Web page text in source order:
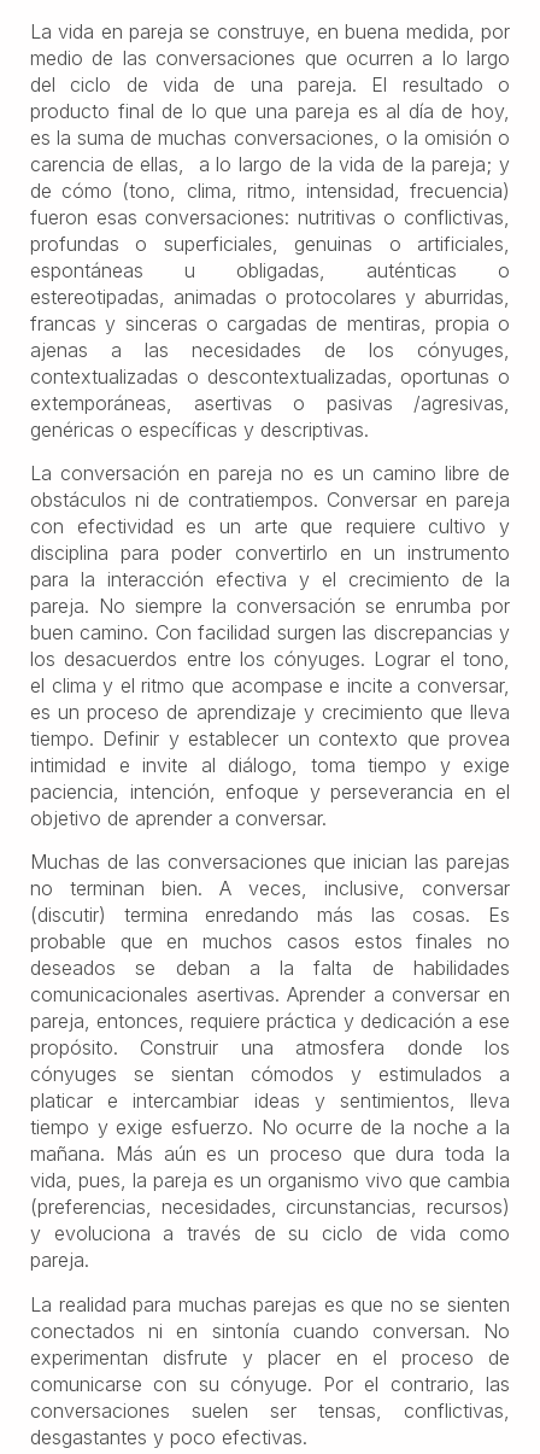
La vida en pareja se construye, en buena medida, por
medio de las conversaciones que ocurren a lo largo
del ciclo de vida de una pareja. El resultado o
producto final de lo que una pareja es al día de hoy,
es la suma de muchas conversaciones, o la omisión o
carencia de ellas, a lo largo de la vida de la pareja; y
de cómo (tono, clima, ritmo, intensidad, frecuencia)
fueron esas conversaciones: nutritivas o conflictivas,
profundas o superficiales, genuinas o artificiales,
espontáneas u obligadas, auténticas o
estereotipadas, animadas o protocolares y aburridas,
francas y sinceras o cargadas de mentiras, propia o
ajenas a las necesidades de los cónyuges,
contextualizadas o descontextualizadas, oportunas o
extemporáneas, asertivas o pasivas /agresivas,
genéricas o específicas y descriptivas.
La conversación en pareja no es un camino libre de
obstáculos ni de contratiempos. Conversar en pareja
con efectividad es un arte que requiere cultivo y
disciplina para poder convertirlo en un instrumento
para la interacción efectiva y el crecimiento de la
pareja. No siempre la conversación se enrumba por
buen camino. Con facilidad surgen las discrepancias y
los desacuerdos entre los cónyuges. Lograr el tono,
el clima y el ritmo que acompase e incite a conversar,
es un proceso de aprendizaje y crecimiento que lleva
tiempo. Definir y establecer un contexto que provea
intimidad e invite al diálogo, toma tiempo y exige
paciencia, intención, enfoque y perseverancia en el
objetivo de aprender a conversar.
Muchas de las conversaciones que inician las parejas
no terminan bien. A veces, inclusive, conversar
(discutir) termina enredando más las cosas. Es
probable que en muchos casos estos finales no
deseados se deban a la falta de habilidades
comunicacionales asertivas. Aprender a conversar en
pareja, entonces, requiere práctica y dedicación a ese
propósito. Construir una atmosfera donde los
cónyuges se sientan cómodos y estimulados a
platicar e intercambiar ideas y sentimientos, lleva
tiempo y exige esfuerzo. No ocurre de la noche a la
mañana. Más aún es un proceso que dura toda la
vida, pues, la pareja es un organismo vivo que cambia
(preferencias, necesidades, circunstancias, recursos)
y evoluciona a través de su ciclo de vida como
pareja.
La realidad para muchas parejas es que no se sienten
conectados ni en sintonía cuando conversan. No
experimentan disfrute y placer en el proceso de
comunicarse con su cónyuge. Por el contrario, las
conversaciones suelen ser tensas, conflictivas,
desgastantes y poco efectivas.